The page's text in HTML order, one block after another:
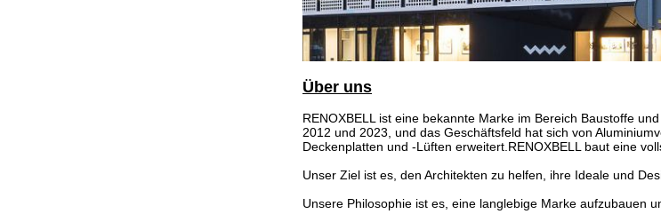
Über uns
RENOXBELL ist eine bekannte Marke im Bereich Baustoffe
2012 und 2023, und das Geschäftsfeld hat sich von
Deckenplatten und -Lüften erweitert.RENOXBELL baut eine
Unser Ziel ist es, den Architekten zu helfen, ihre Ideale und
Unsere Philosophie ist es, eine langlebige Marke aufzubauen